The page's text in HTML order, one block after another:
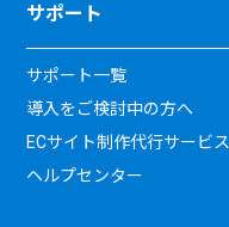
サポート
サポート一覧
導入をご検討中の方へ
ECサイト制作代行サービス
ヘルプセンター